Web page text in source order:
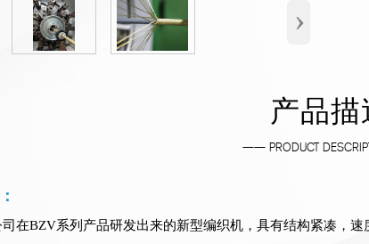
›
产品描
—— PRODUCT
在BZV系列产品研发出来的新型编织机，具有结构紧凑，